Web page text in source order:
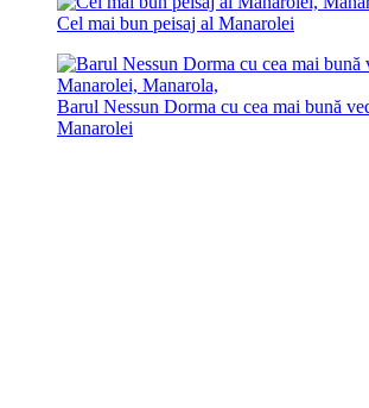
Cel mai bun peisaj al Manarolei
Barul Nessun Dorma cu cea mai bună
Manarolei